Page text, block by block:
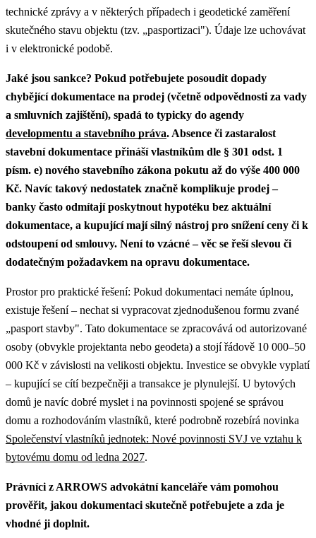
technické zprávy a v některých případech i geodetické zaměření
skutečného stavu objektu (tzv. „pasportizaci"). Údaje lze uchovávat
i v elektronické podobě.
Jaké jsou sankce? Pokud potřebujete posoudit dopady
chybějící dokumentace na prodej (včetně odpovědnosti za vady
a smluvních zajištění), spadá to typicky do agendy
developmentu a stavebního práva. Absence či zastaralost
stavební dokumentace přináší vlastníkům dle § 301 odst. 1
písm. e) nového stavebního zákona pokutu až do výše 400 000
Kč. Navíc takový nedostatek značně komplikuje prodej –
banky často odmítají poskytnout hypotéku bez aktuální
dokumentace, a kupující mají silný nástroj pro snížení ceny či k
odstoupení od smlouvy. Není to vzácné – věc se řeší slevou či
dodatečným požadavkem na opravu dokumentace.
Prostor pro praktické řešení: Pokud dokumentaci nemáte úplnou,
existuje řešení – nechat si vypracovat zjednodušenou formu zvané
„pasport stavby". Tato dokumentace se zpracovává od autorizované
osoby (obvykle projektanta nebo geodeta) a stojí řádově 10 000–50
000 Kč v závislosti na velikosti objektu. Investice se obvykle vyplatí
– kupující se cítí bezpečněji a transakce je plynulejší. U bytových
domů je navíc dobré myslet i na povinnosti spojené se správou
domu a rozhodováním vlastníků, které podrobně rozebírá novinka
Společenství vlastníků jednotek: Nové povinnosti SVJ ve vztahu k
bytovému domu od ledna 2027.
Právníci z ARROWS advokátní kanceláře vám pomohou
prověřit, jakou dokumentaci skutečně potřebujete a zda je
vhodné ji doplnit.